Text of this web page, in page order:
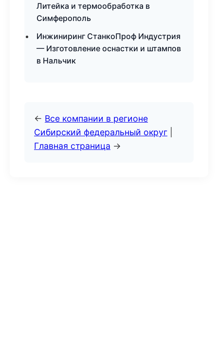
Литейка и термообработка в
Симферополь
Инжиниринг СтанкоПроф Индустрия
— Изготовление оснастки и штампов
в Нальчик
← Все компании в регионе
Сибирский федеральный округ
Главная страница →